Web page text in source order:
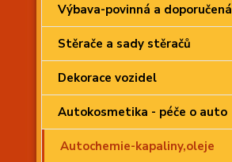
Výbava-povinná a doporučená
Stěrače a sady stěračů
Dekorace vozidel
Autokosmetika - péče o auto
Autochemie-kapaliny,oleje